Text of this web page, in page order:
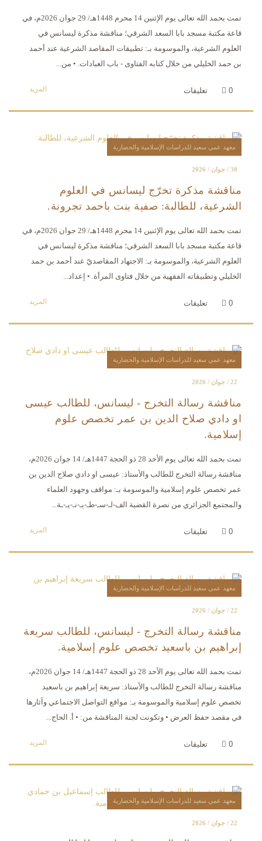
تمت بحمد الله تعالى يوم الإثنين 14 محرم 1448هـ/ 29 جوان 2026م، في
قاعة مكتبة مسجد بابا السعد الشرقي؛ مناقشة مذكرة ليسانس في
العلوم الشرعية، والموسومة بـ: تطبيقات المقاصد الشرعية عند أحمد
بن حمد الخليلي من خلال كتابه الفتاوى - باب العبادات. • من...
المزيد 0 تعليقات
معهد عمي سعيد للدراسات الإسلامية والحضارية
مناقشة مذكرة تخرّج ليسانس في العلوم
الشرعية، للطالبة: صفية بنت باحمد تجرونة.
تمت بحمد الله تعالى يوم الإثنين 14 محرم 1448هـ/ 29 جوان 2026م، في
قاعة مكتبة مسجد بابا السعد الشرقي؛ مناقشة مذكرة ليسانس في
العلوم الشرعية، والموسومة بـ: الاجتهاد المقاصديّ عند أحمد بن حمد
الخليلي وتطبيقاته الفقهية من خلال فتاوى المرأة. • إعداد...
المزيد 0 تعليقات
معهد عمي سعيد للدراسات الإسلامية والحضارية
مناقشة رسالة التخرج - ليسانس، للطالب عيسى
او دادي صلاح الدين بن عمر تخصص علوم
إسلامية.
تمت بحمد الله تعالى يوم الأحد 28 ذو الحجة 1447هـ/ 14 جوان 2026م،
مناقشة رسالة التخرج للطالب والأستاذ: عيسى او دادي صلاح الدين بن
عمر تخصص علوم إسلامية والموسومة بـ: مواقف وجهود العلماء
والمجتمع الجزائري من نصرة القضية الف-لـ-سـ-طـ-يـ-نـ-يـ-ـة...
المزيد 0 تعليقات
معهد عمي سعيد للدراسات الإسلامية والحضارية
مناقشة رسالة التخرج - ليسانس، للطالب سريعة
إبراهيم بن باسعيد تخصص علوم إسلامية.
تمت بحمد الله تعالى يوم الأحد 28 ذو الحجة 1447هـ/ 14 جوان 2026م،
مناقشة رسالة التخرج للطالب والأستاذ: سريعة إبراهيم بن باسعيد
تخصص علوم إسلامية والموسومة بـ: مواقع التواصل الاجتماعي وآثارها
في مقصد حفظ العرض • وتكونت لجنة المناقشة من: • أ. الحاج...
المزيد 0 تعليقات
معهد عمي سعيد للدراسات الإسلامية والحضارية